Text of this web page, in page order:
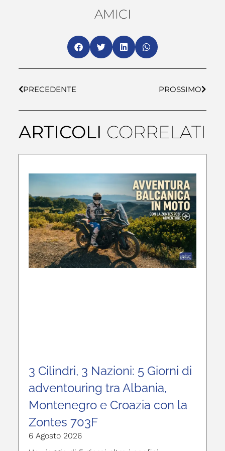
AMICI
PRECEDENTE PROSSIMO
ARTICOLI CORRELATI
3 Cilindri, 3 Nazioni: 5 Giorni di
adventouring tra Albania,
Montenegro e Croazia con la
Zontes 703F
6 Agosto 2026